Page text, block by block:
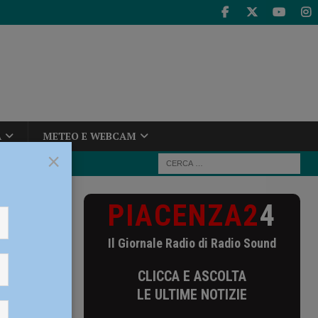
METEO E WEBCAM
50 patenti,
PIACENZA24
Il Giornale Radio di Radio Sound
CLICCA E ASCOLTA
LE ULTIME NOTIZIE
×